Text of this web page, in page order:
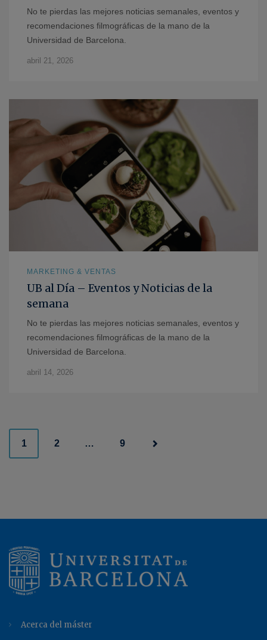
No te pierdas las mejores noticias semanales, eventos y
recomendaciones filmográficas de la mano de la
Universidad de Barcelona.
abril 21, 2026
MARKETING & VENTAS
UB al Día – Eventos y Noticias de la
semana
No te pierdas las mejores noticias semanales, eventos y
recomendaciones filmográficas de la mano de la
Universidad de Barcelona.
abril 14, 2026
Posts
navigation
1 2 … 9
Acerca del máster